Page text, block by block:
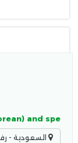
and spe
السعودية -